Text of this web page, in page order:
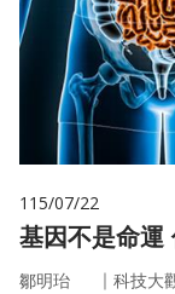
115/07/22
鄒明珆 ｜ 科技大